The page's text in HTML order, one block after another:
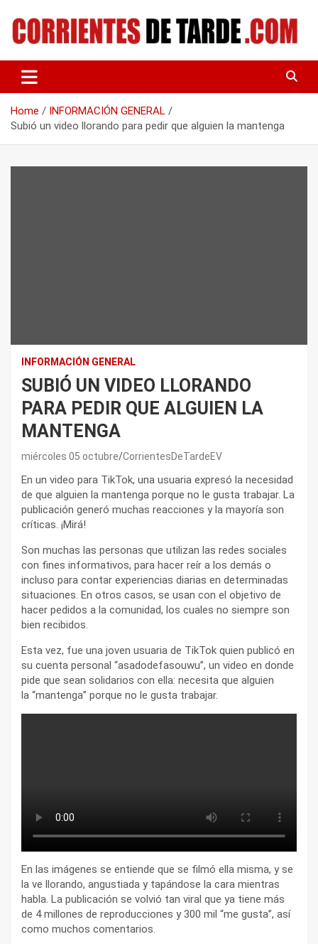
content
CORRIENTES DE TARDE
Home
INFORMACIÓN GENERAL
Subió un video llorando para pedir que alguien la mantenga
INFORMACIÓN GENERAL
SUBIÓ UN VIDEO LLORANDO
PARA PEDIR QUE ALGUIEN LA
MANTENGA
miércoles 05 octubre CorrientesDeTardeEV
En un video para TikTok, una usuaria expresó la necesidad
de que alguien la mantenga porque no le gusta trabajar. La
publicación generó muchas reacciones y la mayoría son
críticas. ¡Mirá!
Son muchas las personas que utilizan las redes sociales
con fines informativos, para hacer reír a los demás o
incluso para contar experiencias diarias en determinadas
situaciones. En otros casos, se usan con el objetivo de
hacer pedidos a la comunidad, los cuales no siempre son
bien recibidos.
Esta vez, fue una joven usuaria de TikTok quien publicó en
su cuenta personal “asadodefasouwu”, un video en donde
pide que sean solidarios con ella: necesita que alguien
la “mantenga” porque no le gusta trabajar.
En las imágenes se entiende que se filmó ella misma, y se
la ve llorando, angustiada y tapándose la cara mientras
habla. La publicación se volvió tan viral que ya tiene más
de 4 millones de reproducciones y 300 mil “me gusta”, así
como muchos comentarios.